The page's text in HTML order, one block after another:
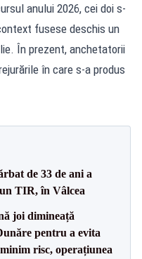
anului 2026, cei doi s-
fusese deschis un
În prezent, anchetatorii
în care s-a produs
de 33 de ani a
TIR, în Vâlcea
joi dimineață
pentru a evita
risc, operațiunea